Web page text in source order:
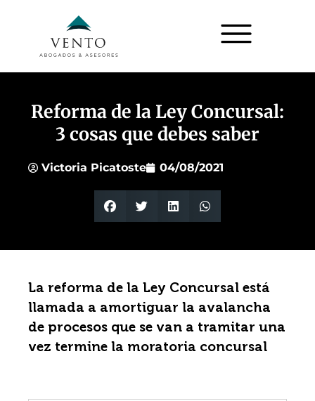
Reforma de la Ley Concursal:
3 cosas que debes saber
Victoria Picatoste 04/08/2021
La reforma de la Ley Concursal está
llamada a amortiguar la avalancha
de procesos que se van a tramitar una
vez termine la moratoria concursal